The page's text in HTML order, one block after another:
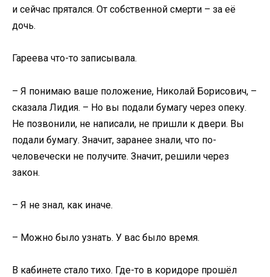
и сейчас прятался. От собственной смерти – за её
дочь.
Гареева что-то записывала.
– Я понимаю ваше положение, Николай Борисович, –
сказала Лидия. – Но вы подали бумагу через опеку.
Не позвонили, не написали, не пришли к двери. Вы
подали бумагу. Значит, заранее знали, что по-
человечески не получите. Значит, решили через
закон.
– Я не знал, как иначе.
– Можно было узнать. У вас было время.
В кабинете стало тихо. Где-то в коридоре прошёл